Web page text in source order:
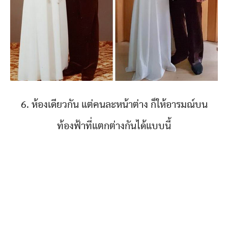
6. ห้องเดียวกัน แต่คนละหน้าต่าง ก็ให้อารมณ์บน
ท้องฟ้าที่แตกต่างกันได้แบบนี้